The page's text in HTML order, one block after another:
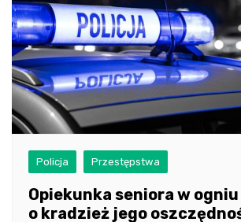
Policja Przestępstwa
Opiekunka seniora w
o kradzież jego